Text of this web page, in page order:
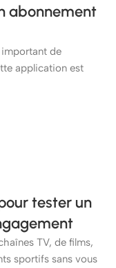
abonnement
de
application est
tester un
TV, de films,
sportifs sans vous